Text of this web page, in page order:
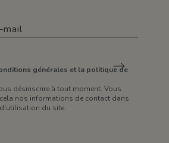
générales et la politique de
désinscrire à tout moment. Vous
nos informations de contact dans
du site.